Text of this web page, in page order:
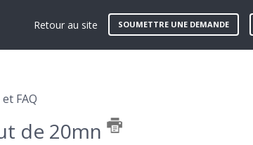
Retour au site SOUMETTRE UNE DEMANDE
FAQ
de 20mn